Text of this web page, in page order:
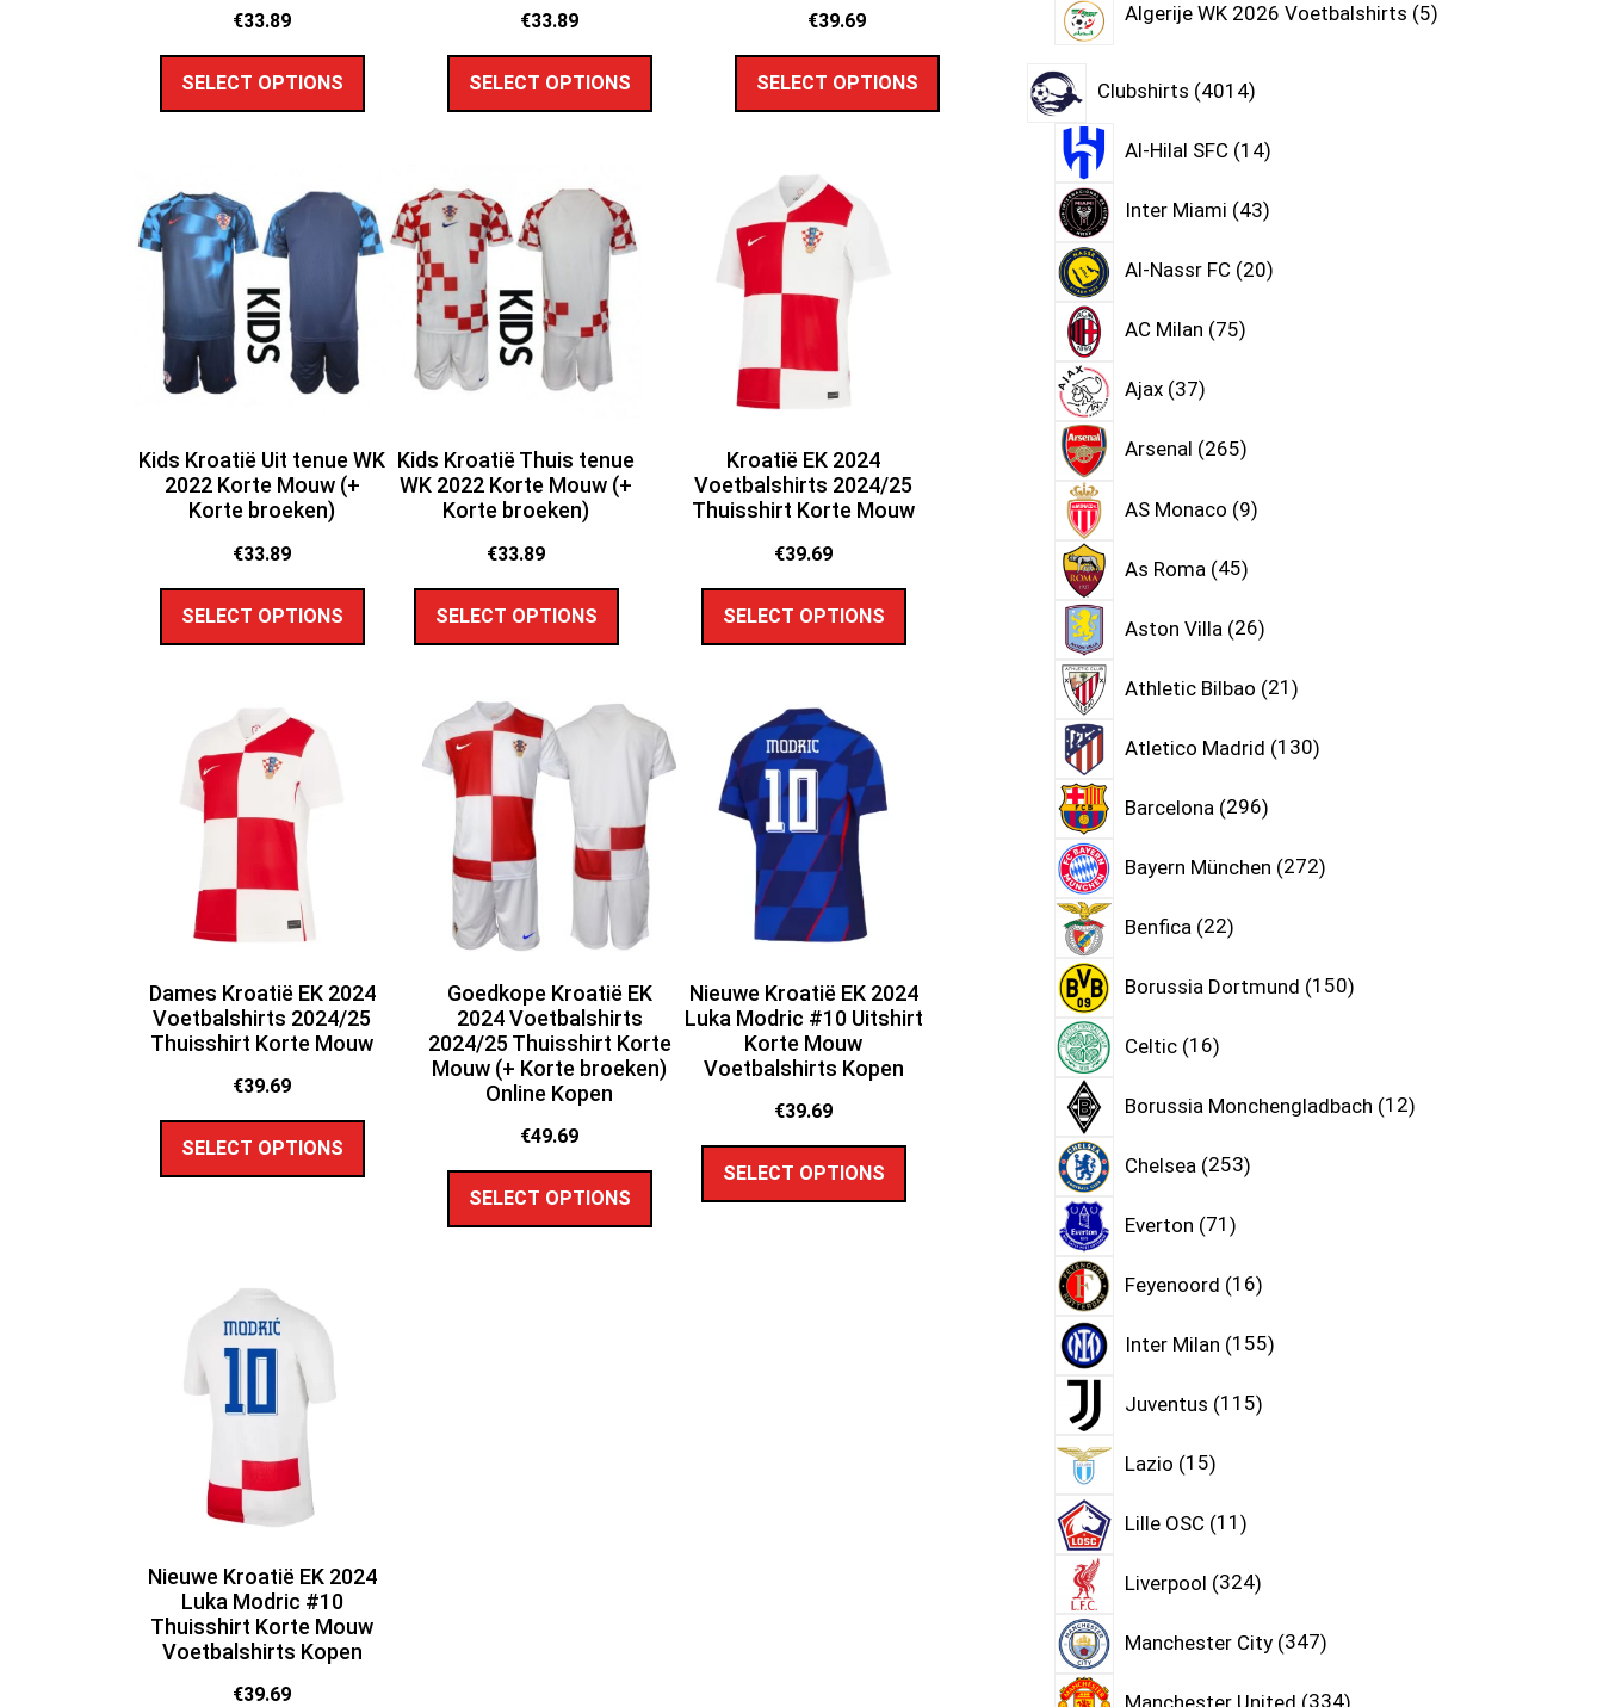
€33.89
SELECT OPTIONS
€33.89
SELECT OPTIONS
€39.69
SELECT OPTIONS
Kids Kroatië Uit tenue WK
2022 Korte Mouw (+
Korte broeken)
€33.89
SELECT OPTIONS
Kids Kroatië Thuis tenue
WK 2022 Korte Mouw (+
Korte broeken)
€33.89
SELECT OPTIONS
Kroatië EK 2024
Voetbalshirts 2024/25
Thuisshirt Korte Mouw
€39.69
SELECT OPTIONS
Dames Kroatië EK 2024
Voetbalshirts 2024/25
Thuisshirt Korte Mouw
€39.69
SELECT OPTIONS
Goedkope Kroatië EK
2024 Voetbalshirts
2024/25 Thuisshirt Korte
Mouw (+ Korte broeken)
Online Kopen
€49.69
SELECT OPTIONS
Nieuwe Kroatië EK 2024
Luka Modric #10 Uitshirt
Korte Mouw
Voetbalshirts Kopen
€39.69
SELECT OPTIONS
Nieuwe Kroatië EK 2024
Luka Modric #10
Thuisshirt Korte Mouw
Voetbalshirts Kopen
€39.69
Algerije WK 2026 Voetbalshirts 5
Clubshirts 4014
Al-Hilal SFC 14
Inter Miami 43
Al-Nassr FC 20
AC Milan 75
Ajax 37
Arsenal 265
AS Monaco 9
As Roma 45
Aston Villa 26
Athletic Bilbao 21
Atletico Madrid 130
Barcelona 296
Bayern München 272
Benfica 22
Borussia Dortmund 150
Celtic 16
Borussia Monchengladbach 12
Chelsea 253
Everton 71
Feyenoord 16
Inter Milan 155
Juventus 115
Lazio 15
Lille OSC 11
Liverpool 324
Manchester City 347
Manchester United 334